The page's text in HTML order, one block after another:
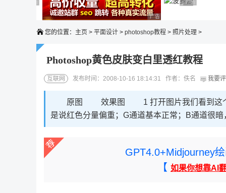
广告 商业广告，理性选择
广告 商业广告，理性选择
广告 商业广告，理性选择
广告 商业广告，
广告 商业广告
您的位置： 主页 > 平面设计 > photoshop教程 > 照片处理 >
Photoshop黄色皮肤变白里透红教程
互联网 发布时间：2008-10-16 18:14:31 作者：佚名 我要
原图 效果图 1 打开图片我们看到这个照
是说红色分量偏重；G通道基本正常；B通道很
GPT4.0+Midjourney
【 如果你想靠AI